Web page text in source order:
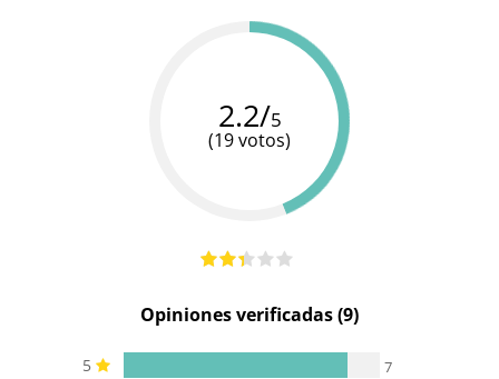
2.2/5
(19 votos)
Opiniones verificadas (9)
5 7